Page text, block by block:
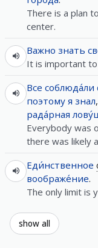
There is a plan
center.
Важно знать
It is important
Все соблюда́ли
поэтому я знал,
рада́рная
Everybody was
there was likely
Еди́нственное
воображе́ние.
The only limit is
show all